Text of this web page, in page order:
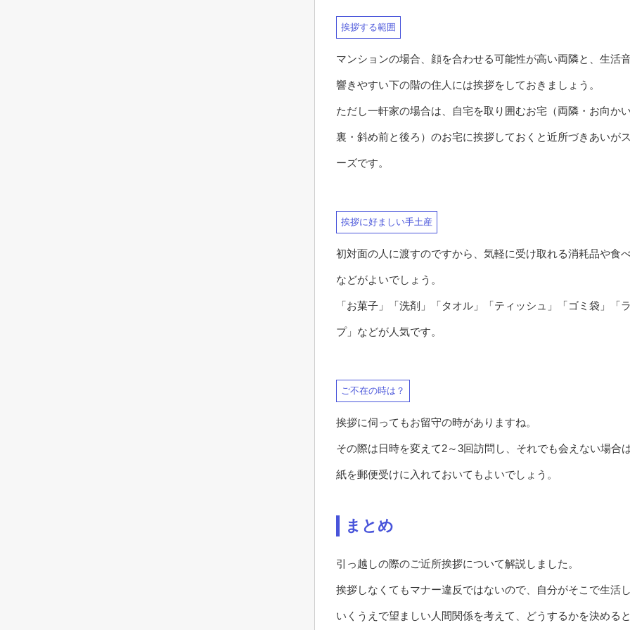
挨拶する範囲
マンションの場合、顔を合わせる可能性が高い両隣と、生活
響きやすい下の階の住人には挨拶をしておきましょう。
ただし一軒家の場合は、自宅を取り囲むお宅（両隣・お向かい
裏・斜め前と後ろ）のお宅に挨拶しておくと近所づきあいが
ーズです。
挨拶に好ましい手土産
初対面の人に渡すのですから、気軽に受け取れる消耗品や食
などがよいでしょう。
「お菓子」「洗剤」「タオル」「ティッシュ」「ゴミ袋」「
プ」などが人気です。
ご不在の時は？
挨拶に伺ってもお留守の時がありますね。
その際は日時を変えて2～3回訪問し、それでも会えない場合
紙を郵便受けに入れておいてもよいでしょう。
まとめ
引っ越しの際のご近所挨拶について解説しました。
挨拶しなくてもマナー違反ではないので、自分がそこで生活
いくうえで望ましい人間関係を考えて、どうするかを決める